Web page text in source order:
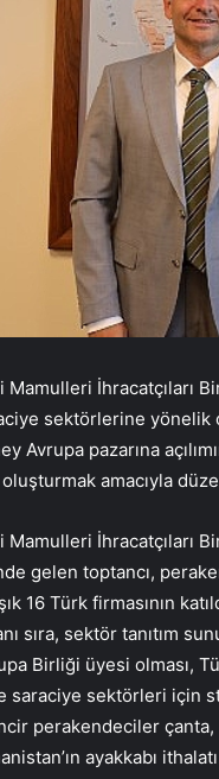
Mamulleri İhracatçıları
sektörlerine
Avrupa pazarına
oluşturmak amacıyla
İhracatçıları
gelen toptancı,
16 Türk firmasının
sıra, sektör tanıtım
Birliği üyesi olması,
saraciye sektörleri için
perakendeciler
ayakkabı